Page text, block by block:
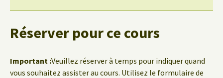
Réserver pour ce cours
Important :Veuillez réserver à temps pour indiquer quand
vous souhaitez assister au cours. Utilisez le formulaire de